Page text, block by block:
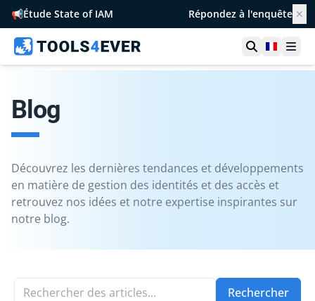
📢Étude State of IAM Répondez à l'enquête ✕
Ouvrir la
France
Blog
Découvrez les dernières tendances et développements
en matière de gestion des identités et des accès et
retrouvez nos idées et notre expertise inspirantes sur
notre blog.
Rechercher des articles... Rechercher